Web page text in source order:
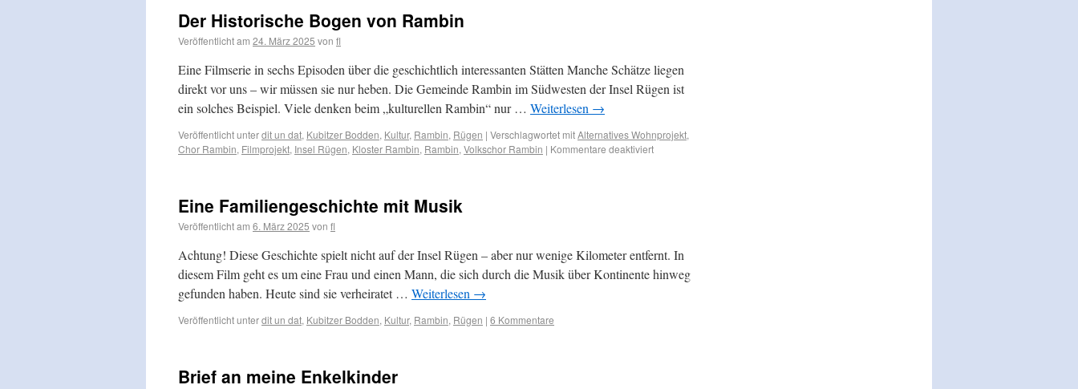
Der Historische Bogen von Rambin
Veröffentlicht am 24. März 2025 von fl
Eine Filmserie in sechs Episoden über die geschichtlich interessanten Stätten Manche Schätze liegen
direkt vor uns – wir müssen sie nur heben. Die Gemeinde Rambin im Südwesten der Insel Rügen ist
ein solches Beispiel. Viele denken beim „kulturellen Rambin“ nur … Weiterlesen →
Veröffentlicht unterdit un dat, Kubitzer Bodden, Kultur, Rambin, Rügen | Verschlagwortet mitAlternatives Wohnprojekt,
Chor Rambin, Filmprojekt, Insel Rügen, Kloster Rambin, Rambin, Volkschor Rambin | Kommentare deaktiviert
Eine Familiengeschichte mit Musik
Veröffentlicht am 6. März 2025 von fl
Achtung! Diese Geschichte spielt nicht auf der Insel Rügen – aber nur wenige Kilometer entfernt. In
diesem Film geht es um eine Frau und einen Mann, die sich durch die Musik über Kontinente hinweg
gefunden haben. Heute sind sie verheiratet … Weiterlesen →
Veröffentlicht unterdit un dat, Kubitzer Bodden, Kultur, Rambin, Rügen | 6 Kommentare
Brief an meine Enkelkinder